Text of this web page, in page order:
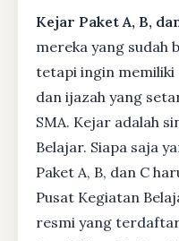
Kejar Paket A, B,
mereka yang sudah
tetapi ingin memiliki
dan ijazah yang
SMA. Kejar adalah
Belajar. Siapa saja
Paket A, B, dan C
Pusat Kegiatan
resmi yang